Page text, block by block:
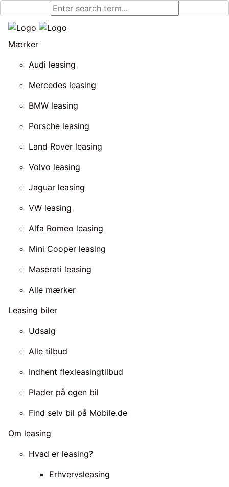
Mærker
Audi leasing
Mercedes leasing
BMW leasing
Porsche leasing
Land Rover leasing
Volvo leasing
Jaguar leasing
VW leasing
Alfa Romeo leasing
Mini Cooper leasing
Maserati leasing
Alle mærker
Leasing biler
Udsalg
Alle tilbud
Indhent flexleasingtilbud
Plader på egen bil
Find selv bil på Mobile.de
Om leasing
Hvad er leasing?
Erhvervsleasing